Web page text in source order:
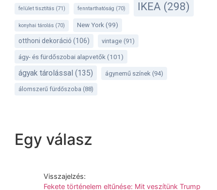
felület tisztítás (71) fenntarthatóság (70) IKEA (298)
konyhai tárolás (70) New York (99)
otthoni dekoráció (106) vintage (91)
ágy- és fürdőszobai alapvetők(101)
ágyak tárolással (135) ágynemű színek (94)
álomszerű fürdőszoba (88)
Egy válasz
Visszajelzés:
Fekete történelem eltűnése: Mit veszítünk Trump